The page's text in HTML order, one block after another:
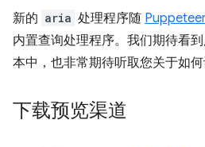
新的 aria 处理程序随
内置查询处理程序。我们期待看
本中，也非常期待听取您关于如
下载预览渠道